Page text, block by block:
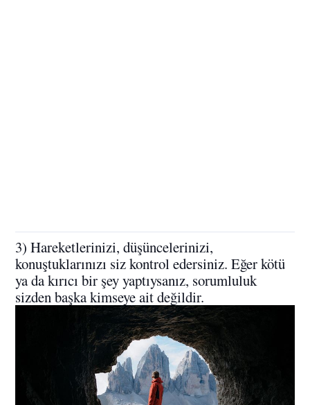
3) Hareketlerinizi, düşüncelerinizi,
konuştuklarınızı siz kontrol edersiniz. Eğer kötü
ya da kırıcı bir şey yaptıysanız, sorumluluk
sizden başka kimseye ait değildir.